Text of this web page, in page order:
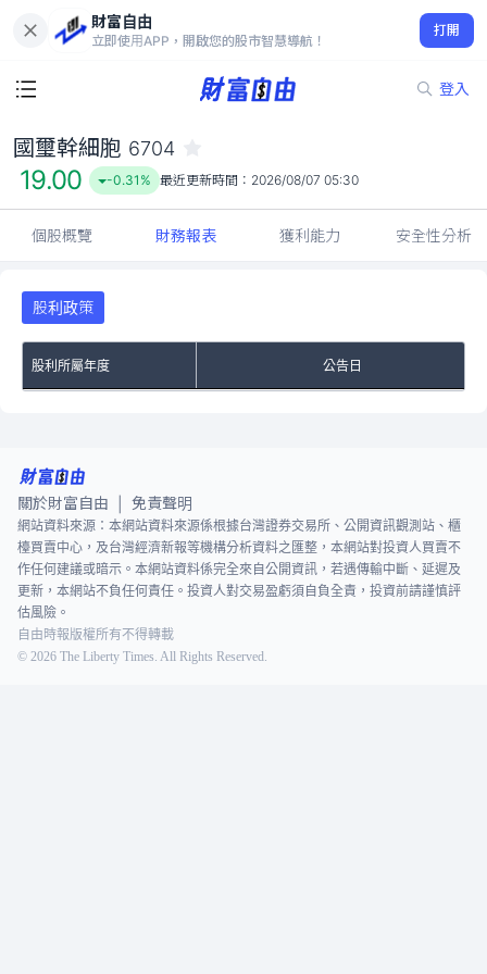
財富自由
立即使用APP，開啟您的股市智慧導航！
打開
登入
19.00
-0.31%
國璽幹細胞 6704
19.00 -0.31% 最近更新時間： 2026/08/07 05:30
個股概覽 財務報表 獲利能力 安全性分析
股利政策
股利所屬年度 公告日
關於財富自由 免責聲明
網站資料來源：本網站資料來源係根據台灣證券交易所、公開資訊觀測站、櫃
檯買賣中心，及台灣經濟新報等機構分析資料之匯整，本網站對投資人買賣不
作任何建議或暗示。本網站資料係完全來自公開資訊，若遇傳輸中斷、延遲及
更新，本網站不負任何責任。投資人對交易盈虧須自負全責，投資前請謹慎評
估風險。
自由時報版權所有不得轉載
© 2026 The Liberty Times. All Rights Reserved.